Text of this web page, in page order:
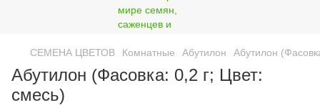
СЕМЕНА ЦВЕТОВ Комнатные Абутилон Абутилон
Абутилон (Фасовка: 0,2 г; Цвет:
смесь)